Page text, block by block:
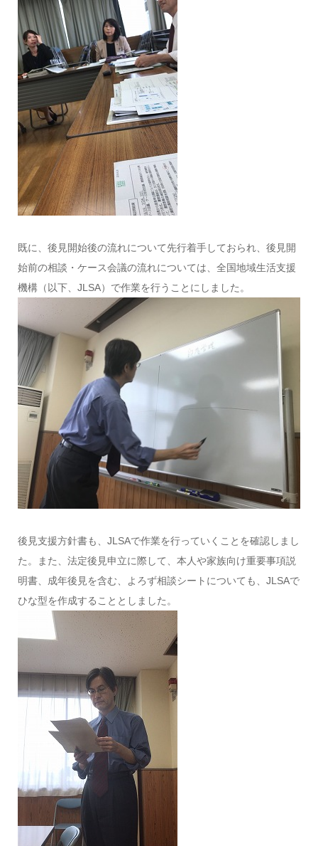
既に、後見開始後の流れについて先行着手しておられ、後見開
始前の相談・ケース会議の流れについては、全国地域生活支援
機構（以下、JLSA）で作業を行うことにしました。
後見支援方針書も、JLSAで作業を行っていくことを確認しまし
た。また、法定後見申立に際して、本人や家族向け重要事項説
明書、成年後見を含む、よろず相談シートについても、JLSAで
ひな型を作成することとしました。